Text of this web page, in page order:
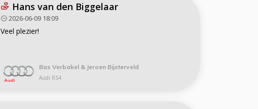
Hans van den Biggelaar
2026-06-09 18:09
Veel plezier!
Bas Verbakel & Jeroen Bijsterveld
Audi RS4